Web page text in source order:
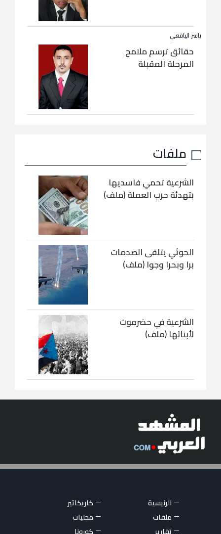
ياسر اليافعي
حقائق ترسم ملامح
المرحلة المقبلة
ملفات
الشرعية تحمي فاسديها
بتهدئة حرب العملة (ملف)
الحوثي يتلقى الصدمات
برا وبحرا وجوا (ملف)
الشرعية في حضرموت
لأبنائها (ملف)
الرئيسية
كاريكاتير
ملفات
محليات
تقارير
كورونا